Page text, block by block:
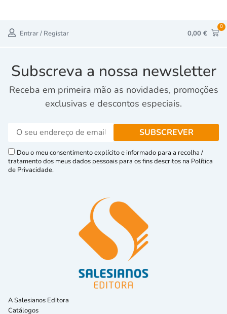
Entrar / Registar 0,00 €
0
Subscreva a nossa newsletter
Receba em primeira mão as novidades, promoções
exclusivas e descontos especiais.
Dou o meu consentimento explícito e informado para a recolha /
tratamento dos meus dados pessoais para os fins descritos na Política
de Privacidade.
A Salesianos Editora
Catálogos